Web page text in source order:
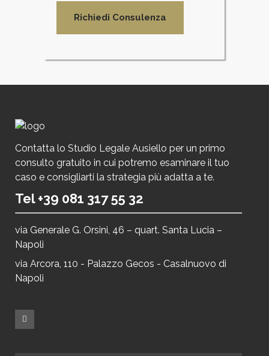
Contatta lo Studio Legale Ausiello per un primo
consulto gratuito in cui potremo esaminare il tuo
caso e consigliarti la strategia più adatta a te.
Tel +39 081 317 55 32
via Generale G. Orsini, 46 – quart. Santa Lucia –
Napoli
via Arcora, 110 - Palazzo Gecos - Casalnuovo di
Napoli